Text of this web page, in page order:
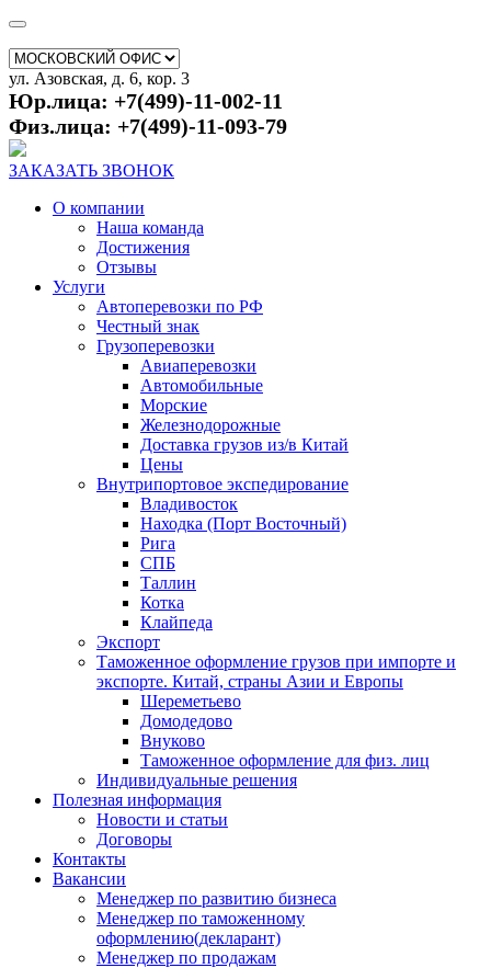
ул. Азовская, д. 6, кор. 3
Юр.лица: +7(499)-11-002-11
Физ.лица: +7(499)-11-093-79
ЗАКАЗАТЬ ЗВОНОК
О компании
Наша команда
Достижения
Отзывы
Услуги
Автоперевозки по РФ
Честный знак
Грузоперевозки
Авиаперевозки
Автомобильные
Морские
Железнодорожные
Доставка грузов из/в Китай
Цены
Внутрипортовое экспедирование
Владивосток
Находка (Порт Восточный)
Рига
СПБ
Таллин
Котка
Клайпеда
Экспорт
Таможенное оформление грузов при импорте и
экспорте. Китай, страны Азии и Европы
Шереметьево
Домодедово
Внуково
Таможенное оформление для физ. лиц
Индивидуальные решения
Полезная информация
Новости и статьи
Договоры
Контакты
Вакансии
Менеджер по развитию бизнеса
Менеджер по таможенному
оформлению(декларант)
Менеджер по продажам